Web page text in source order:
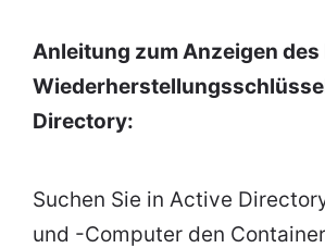
Anleitung zum Anzeigen
Directory:
Suchen Sie in Active
und -Computer den